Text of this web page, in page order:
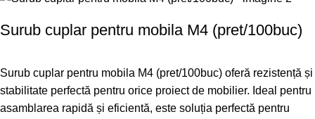
Surub cuplar pentru mobila M4 (pret/100buc)
Surub cuplar pentru mobila M4 (pret/100buc) oferă rezistență și
stabilitate perfectă pentru orice proiect de mobilier. Ideal pentru
asamblarea rapidă și eficientă, este soluția perfectă pentru